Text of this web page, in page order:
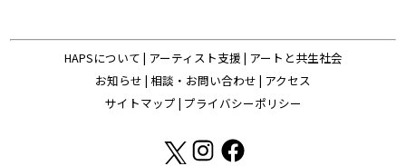
HAPSについて | アーティスト支援 | アートと共生社会
お知らせ | 相談・お問い合わせ | アクセス
サイトマップ | プライバシーポリシー